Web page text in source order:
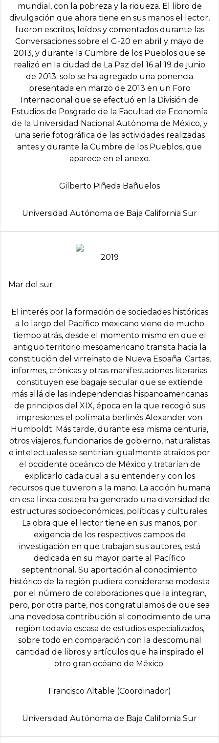
mundial, con la pobreza y la riqueza. El libro de
divulgación que ahora tiene en sus manos el lector,
fueron escritos, leídos y comentados durante las
Conversaciones sobre el G-20 en abril y mayo de
2013, y durante la Cumbre de los Pueblos que se
realizó en la ciudad de La Paz del 16 al 19 de junio
de 2013; solo se ha agregado una ponencia
presentada en marzo de 2013 en un Foro
Internacional que se efectuó en la División de
Estudios de Posgrado de la Facultad de Economía
de la Universidad Nacional Autónoma de México, y
una serie fotográfica de las actividades realizadas
antes y durante la Cumbre de los Pueblos, que
aparece en el anexo.
Gilberto Piñeda Bañuelos
Universidad Autónoma de Baja California Sur
2019
Mar del sur
El interés por la formación de sociedades históricas
a lo largo del Pacífico mexicano viene de mucho
tiempo atrás, desde el momento mismo en que el
antiguo territorio mesoamericano transita hacia la
constitución del virreinato de Nueva España. Cartas,
informes, crónicas y otras manifestaciones literarias
constituyen ese bagaje secular que se extiende
más allá de las independencias hispanoamericanas
de principios del XIX, época en la que recogió sus
impresiones el polímata berlinés Alexander von
Humboldt. Más tarde, durante esa misma centuria,
otros viajeros, funcionarios de gobierno, naturalistas
e intelectuales se sentirían igualmente atraídos por
el occidente oceánico de México y tratarían de
explicarlo cada cual a su entender y con los
recursos que tuvieron a la mano. La acción humana
en esa línea costera ha generado una diversidad de
estructuras socioeconómicas, políticas y culturales.
La obra que el lector tiene en sus manos, por
exigencia de los respectivos campos de
investigación en que trabajan sus autores, está
dedicada en su mayor parte al Pacífico
septentrional. Su aportación al conocimiento
histórico de la región pudiera considerarse modesta
por el número de colaboraciones que la integran,
pero, por otra parte, nos congratulamos de que sea
una novedosa contribución al conocimiento de una
región todavía escasa de estudios especializados,
sobre todo en comparación con la descomunal
cantidad de libros y artículos que ha inspirado el
otro gran océano de México.
Francisco Altable (Coordinador)
Universidad Autónoma de Baja California Sur